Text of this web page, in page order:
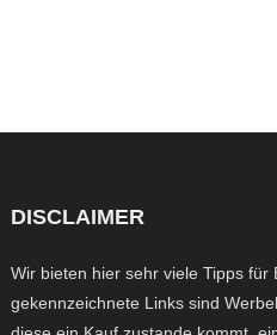
DISCLAIMER
Wir bieten hier sehr viele Tipps für
gekennzeichnete Links sind